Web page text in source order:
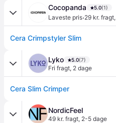
Cocopanda 5.0(1)
Laveste pris·29 kr. fragt,
Cera Crimpstyler Slim
Lyko 5.0(7)
Fri fragt, 2 dage
Cera Slim Crimper
NordicFeel
49 kr. fragt, 2-5 dage